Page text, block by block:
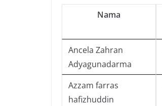
Nama
Ancela Zahran
Adyagunadarma
Azzam farras
hafizhuddin